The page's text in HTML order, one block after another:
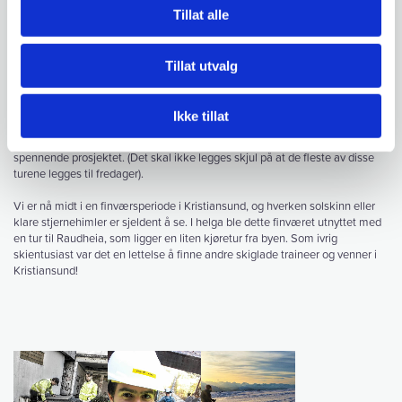
Tillat alle
Tillat utvalg
Ikke tillat
Jeg har også fått være med på et prosjekt på et av NEAS sine kraftverk,
byttes ut, og alle generatorer og turbiner skal gjennomgå grundig
vedlikehold. De fleste kjenner til at vannkraft leverer det aller meste av
energien som brukes i Norge, men det er nok heller få som vet i detalj
hvordan et vannkraftverk fungerer. Gutta i Produksjonsavdelinga til NEAS
har stålkontroll på dette, og gjør en utrolig viktig jobb for å sørge for at
strømmen blir levert. Foruten ekstremt gode vafler på fredager har jeg god
grunn til å ta turen inn til Ulvund en gang i blant for å ta del i dette
spennende prosjektet. (Det skal ikke legges skjul på at de fleste av disse
turene legges til fredager).
Vi er nå midt i en finværsperiode i Kristiansund, og hverken solskinn eller
klare stjernehimler er sjeldent å se. I helga ble dette finværet utnyttet med
en tur til Raudheia, som ligger en liten kjøretur fra byen. Som ivrig
skientusiast var det en lettelse å finne andre skiglade traineer og venner i
Kristiansund!